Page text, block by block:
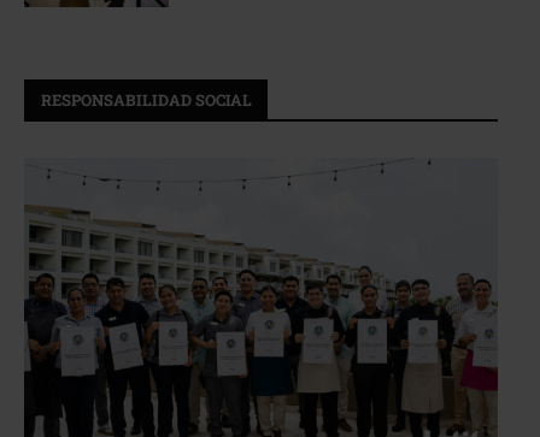
RESPONSABILIDAD SOCIAL